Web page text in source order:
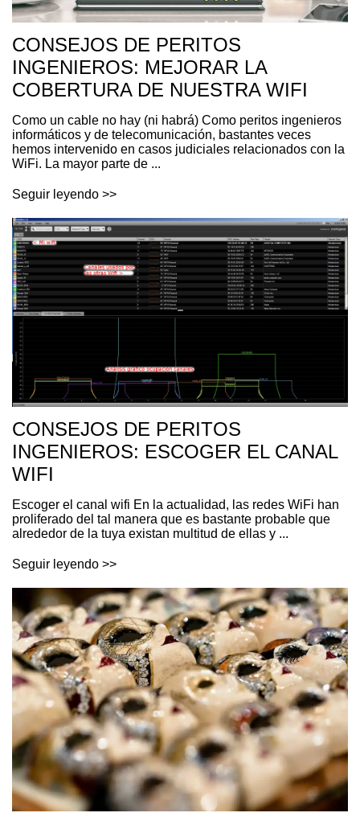
CONSEJOS DE PERITOS
INGENIEROS: MEJORAR LA
COBERTURA DE NUESTRA WIFI
Como un cable no hay (ni habrá) Como peritos ingenieros
informáticos y de telecomunicación, bastantes veces
hemos intervenido en casos judiciales relacionados con la
WiFi. La mayor parte de ...
Seguir leyendo >>
CONSEJOS DE PERITOS
INGENIEROS: ESCOGER EL CANAL
WIFI
Escoger el canal wifi En la actualidad, las redes WiFi han
proliferado del tal manera que es bastante probable que
alrededor de la tuya existan multitud de ellas y ...
Seguir leyendo >>